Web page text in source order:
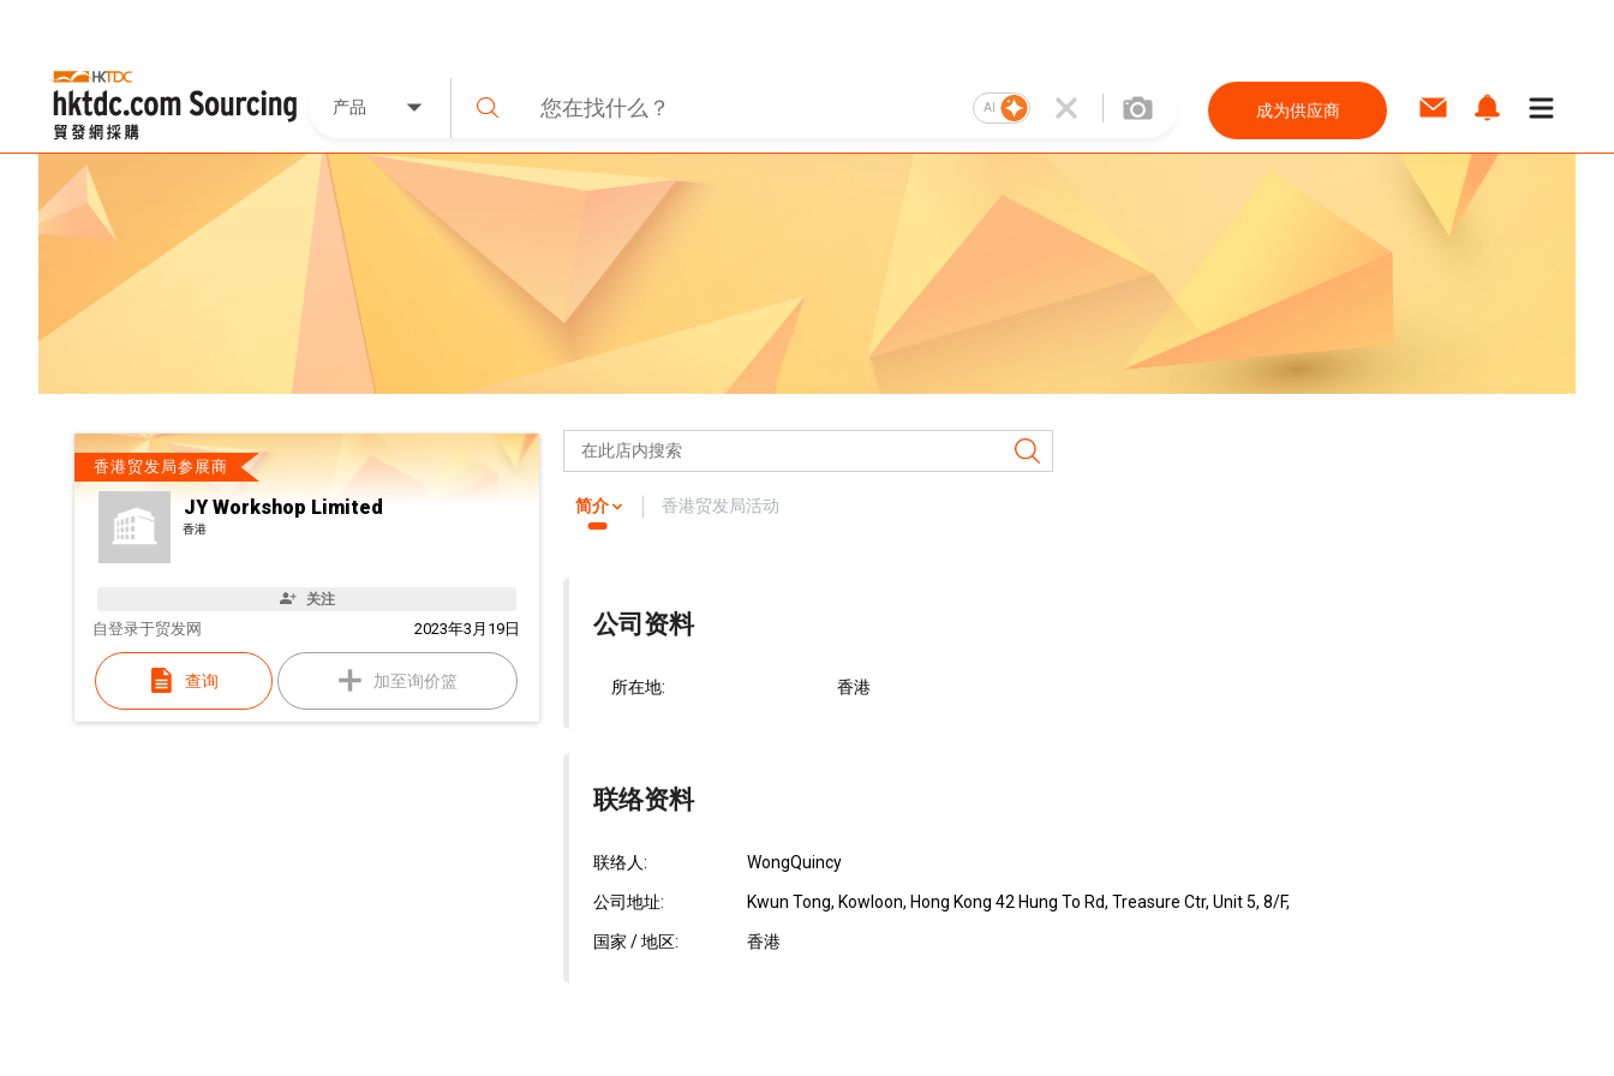
产品 AI 成为供应商
香港贸发局参展商
JY Workshop Limited
香港
关注
自 2023年3月19日
登录于贸发网
查询 加至询价篮
简介 香港贸发局活动
公司资料
所在地: 香港
联络资料
联络人: WongQuincy
公司地址: Kwun Tong, Kowloon, Hong Kong 42 Hung To Rd, Treasure Ctr, Unit 5, 8/F,
国家 / 地区: 香港